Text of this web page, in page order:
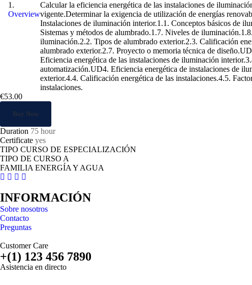
Overview
Calcular la eficiencia energética de las instalaciones de
vigente.Determinar la exigencia de utilización de energías
Instalaciones de iluminación interior.1.1. Conceptos básicos de
Sistemas y métodos de alumbrado.1.7. Niveles de
iluminación.2.2. Tipos de alumbrado exterior.2.3. Calificación
alumbrado exterior.2.7. Proyecto o memoria técnica de
Eficiencia energética de las instalaciones de iluminación
automatización.UD4. Eficiencia energética de instalaciones de
exterior.4.4. Calificación energética de las instalaciones.4.5.
instalaciones.
€53.00
Buy Now
Duration 75 hour
Certificate yes
TIPO CURSO DE ESPECIALIZACIÓN
TIPO DE CURSO A
FAMILIA ENERGÍA Y AGUA
INFORMACIÓN
Sobre nosotros
Contacto
Preguntas
Customer Care
+(1) 123 456 7890
Asistencia en directo